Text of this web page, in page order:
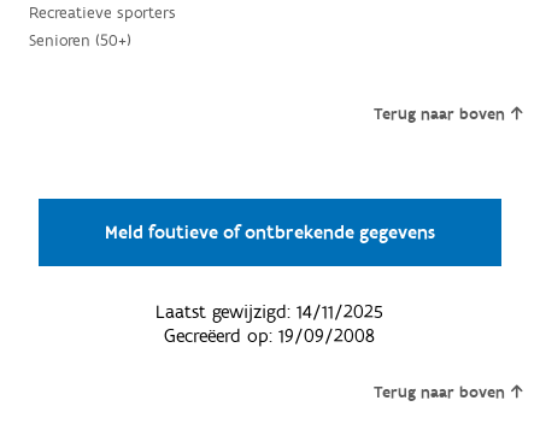
Recreatieve sporters
Senioren (50+)
Terug naar boven
Meld foutieve of ontbrekende gegevens
Laatst gewijzigd:14/11/2025
Gecreëerd op:19/09/2008
Terug naar boven